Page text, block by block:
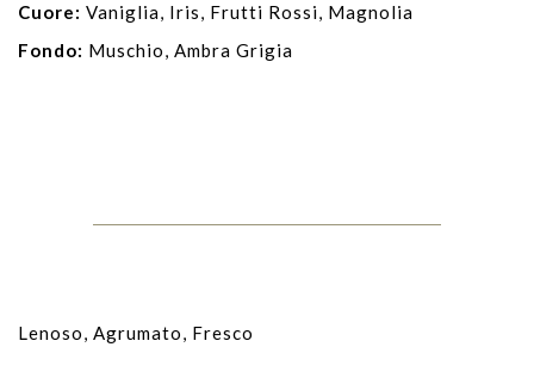
Cuore: Vaniglia, Iris, Frutti Rossi, Magnolia
Fondo: Muschio, Ambra Grigia
Lenoso, Agrumato, Fresco